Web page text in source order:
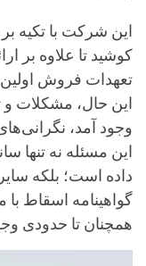
این شرکت با تکیه
کوشید تا علاوه بر
تعهدات فروش
این حال، مشکلات و
وجود آمد،
این مسئله نه تنها
داده است؛ بلکه سایر
گواهینامه اسقاط
همچنان تا حدودی